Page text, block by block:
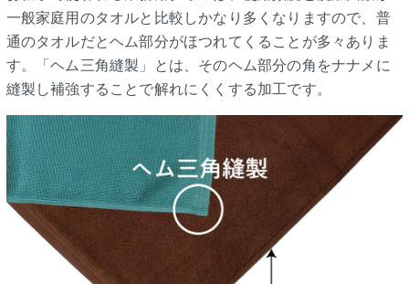
一般家庭用のタオルと比較しかなり多くなりますので、普
通のタオルだとヘム部分がほつれてくることが多々ありま
す。「ヘム三角縫製」とは、そのヘム部分の角をナナメに
縫製し補強することで解れにくくする加工です。